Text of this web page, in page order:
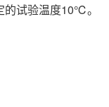
的试验温度10℃。